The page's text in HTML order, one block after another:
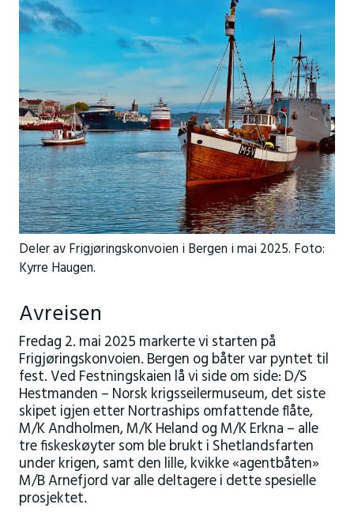
Deler av Frigjøringskonvoien i Bergen i mai 2025. Foto:
Kyrre Haugen.
Avreisen
Fredag 2. mai 2025 markerte vi starten på
Frigjøringskonvoien. Bergen og båter var pyntet til
fest. Ved Festningskaien lå vi side om side: D/S
Hestmanden – Norsk krigsseilermuseum, det siste
skipet igjen etter Nortraships omfattende flåte,
M/K Andholmen, M/K Heland og M/K Erkna – alle
tre fiskeskøyter som ble brukt i Shetlandsfarten
under krigen, samt den lille, kvikke «agentbåten»
M/B Arnefjord var alle deltagere i dette spesielle
prosjektet.